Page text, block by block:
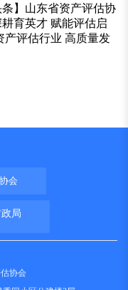
条】山东省资产评估协
育英才 赋能评估启
评估行业 高质量发
会
局
协会